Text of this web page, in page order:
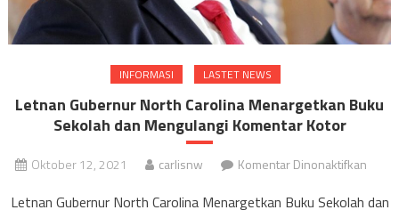
INFORMASI LASTET NEWS
Letnan Gubernur North Carolina Menargetkan Buku
Sekolah dan Mengulangi Komentar Kotor
Oktober 12, 2021 carlisnw Komentar Dinonaktifkanpada
Letnan Gubernur North Carolina Menargetkan Buku Sekolah dan